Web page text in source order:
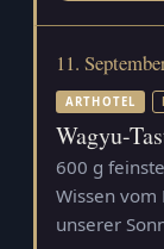
11.
ARTHOTEL
Wagyu-
600 g
Wissen
unserer